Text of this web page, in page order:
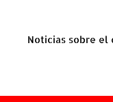
contenidoNoticias sobre